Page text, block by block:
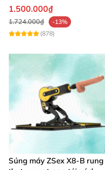
Thích Cao Cấp
1.500.000₫
1.724.000₫
-13%
(878)
Súng máy ZSex X8-B rung